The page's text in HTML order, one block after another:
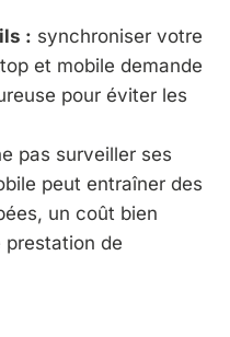
: synchroniser votre
et mobile demande
pour éviter les
pas surveiller ses
peut entraîner des
un coût bien
prestation de